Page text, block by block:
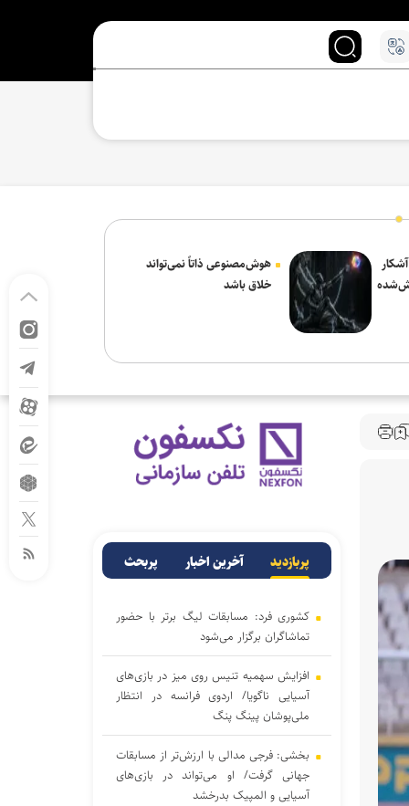
هوش‌مصنوعی ذاتاً نمی‌تواند
خلاق باشد
پربازدید آخرین اخبار پربحث
کشوری فرد: مسابقات لیگ برتر با حضور
تماشاگران برگزار می‌شود
افزایش سهمیه تنیس روی میز در بازی‌های
آسیایی ناگویا/ اردوی فرانسه در انتظار
ملی‌پوشان پینگ پنگ
بخشی: فرجی مدالی با ارزش‌تر از مسابقات
جهانی گرفت/ او می‌تواند در بازی‌های
آسیایی و المپیک بدرخشد